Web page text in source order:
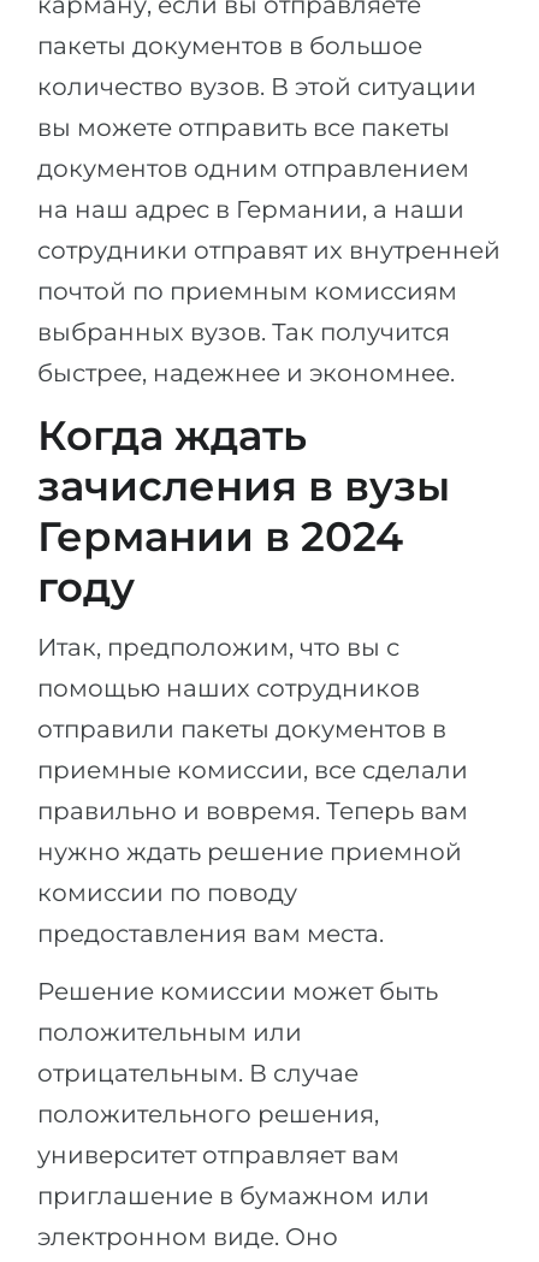
пакеты документов в большое
количество вузов. В этой ситуации
вы можете отправить все пакеты
документов одним отправлением
на наш адрес в Германии, а наши
сотрудники отправят их внутренней
почтой по приемным комиссиям
выбранных вузов. Так получится
быстрее, надежнее и экономнее.
Когда ждать
зачисления в вузы
Германии в 2024
году
Итак, предположим, что вы с
помощью наших сотрудников
отправили пакеты документов в
приемные комиссии, все сделали
правильно и вовремя. Теперь вам
нужно ждать решение приемной
комиссии по поводу
предоставления вам места.
Решение комиссии может быть
положительным или
отрицательным. В случае
положительного решения,
университет отправляет вам
приглашение в бумажном или
электронном виде. Оно